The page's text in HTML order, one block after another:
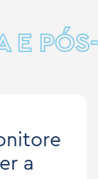
E
a